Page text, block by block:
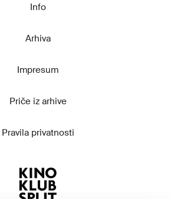
Info
Arhiva
Impresum
Priče iz arhive
Pravila privatnosti